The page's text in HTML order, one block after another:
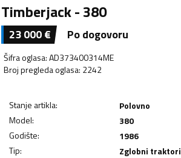
Timberjack - 380
23 000€ Po dogovoru
Šifra oglasa:AD373400314ME
Broj pregleda oglasa: 2242
Stanje artikla:
Polovno
Model:
380
Godište:
1986
Tip:
Zglobni traktori